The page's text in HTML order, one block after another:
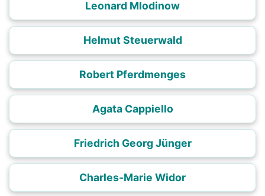
Leonard Mlodinow
Helmut Steuerwald
Robert Pferdmenges
Agata Cappiello
Friedrich Georg Jünger
Charles-Marie Widor